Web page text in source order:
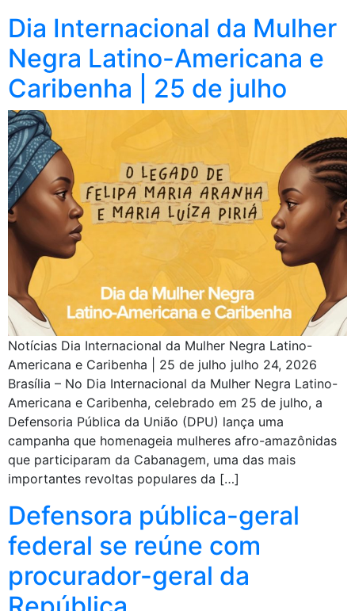
Dia Internacional da Mulher
Negra Latino-Americana e
Caribenha | 25 de julho
Notícias Dia Internacional da Mulher Negra Latino-
Americana e Caribenha | 25 de julho julho 24, 2026
Brasília – No Dia Internacional da Mulher Negra Latino-
Americana e Caribenha, celebrado em 25 de julho, a
Defensoria Pública da União (DPU) lança uma
campanha que homenageia mulheres afro-amazônidas
que participaram da Cabanagem, uma das mais
importantes revoltas populares da […]
Defensora pública-geral
federal se reúne com
procurador-geral da